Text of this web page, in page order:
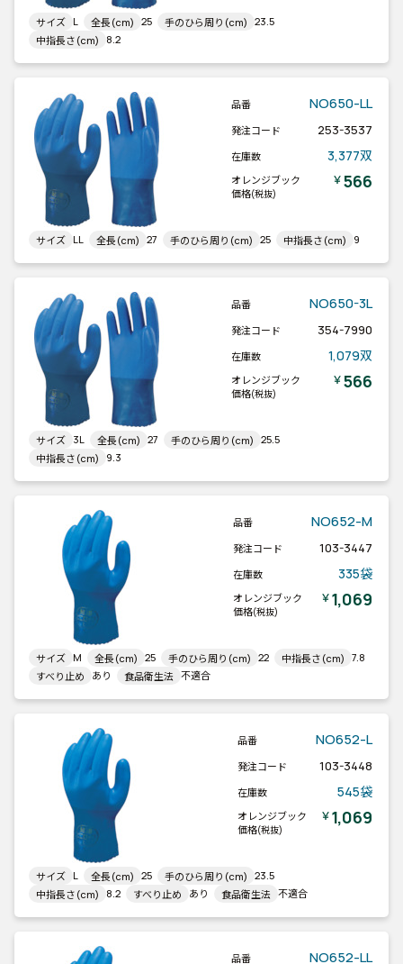
サイズ L 全長(cm) 25 手のひら周り(cm) 23.5
中指長さ(cm)
8.2
品番 NO650-LL
発注コード 253-3537
在庫数 3,377双
オレンジブック
価格(税抜)
￥566
サイズ LL 全長(cm) 27 手のひら周り(cm) 25 中指長さ(cm) 9
品番 NO650-3L
発注コード 354-7990
在庫数 1,079双
オレンジブック
価格(税抜)
￥566
サイズ 3L 全長(cm) 27 手のひら周り(cm) 25.5
中指長さ(cm)
9.3
品番 NO652-M
発注コード 103-3447
在庫数 335袋
オレンジブック
価格(税抜)
￥1,069
サイズ M 全長(cm) 25 手のひら周り(cm) 22 中指長さ(cm) 7.8
すべり止め
あり 食品衛生法 不適合
品番 NO652-L
発注コード 103-3448
在庫数 545袋
オレンジブック
価格(税抜)
￥1,069
サイズ L 全長(cm) 25 手のひら周り(cm) 23.5
中指長さ(cm)
8.2 すべり止め あり 食品衛生法 不適合
品番 NO652-LL